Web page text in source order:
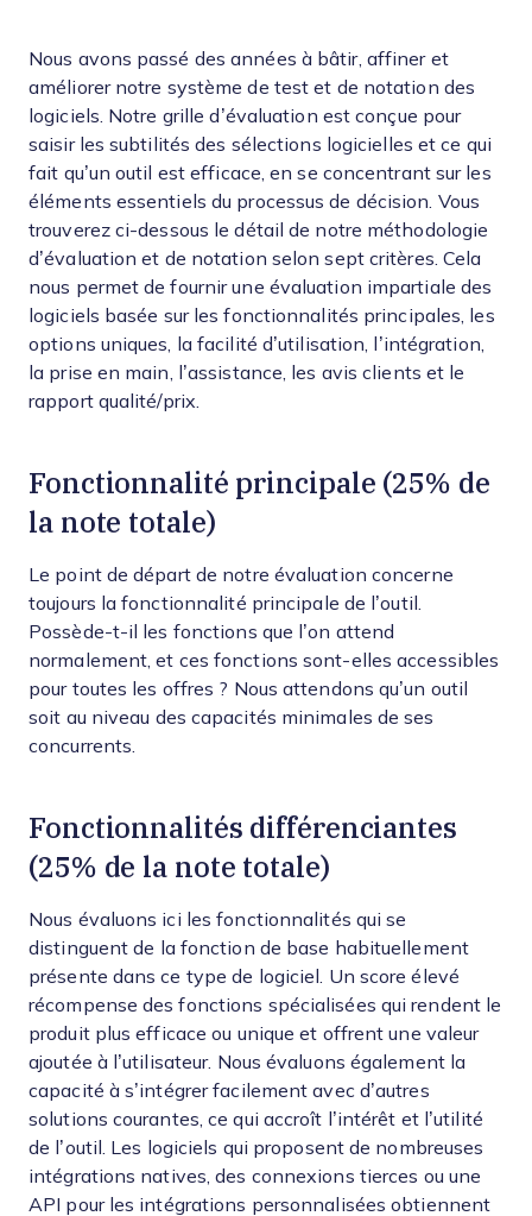
Nous avons passé des années à bâtir, affiner et
améliorer notre système de test et de notation des
logiciels. Notre grille d’évaluation est conçue pour
saisir les subtilités des sélections logicielles et ce qui
fait qu’un outil est efficace, en se concentrant sur les
éléments essentiels du processus de décision. Vous
trouverez ci-dessous le détail de notre méthodologie
d’évaluation et de notation selon sept critères. Cela
nous permet de fournir une évaluation impartiale des
logiciels basée sur les fonctionnalités principales, les
options uniques, la facilité d’utilisation, l’intégration,
la prise en main, l’assistance, les avis clients et le
rapport qualité/prix.
Fonctionnalité principale (25% de
la note totale)
Le point de départ de notre évaluation concerne
toujours la fonctionnalité principale de l’outil.
Possède-t-il les fonctions que l’on attend
normalement, et ces fonctions sont-elles accessibles
pour toutes les offres ? Nous attendons qu’un outil
soit au niveau des capacités minimales de ses
concurrents.
Fonctionnalités différenciantes
(25% de la note totale)
Nous évaluons ici les fonctionnalités qui se
distinguent de la fonction de base habituellement
présente dans ce type de logiciel. Un score élevé
récompense des fonctions spécialisées qui rendent le
produit plus efficace ou unique et offrent une valeur
ajoutée à l’utilisateur. Nous évaluons également la
capacité à s’intégrer facilement avec d’autres
solutions courantes, ce qui accroît l’intérêt et l’utilité
de l’outil. Les logiciels qui proposent de nombreuses
intégrations natives, des connexions tierces ou une
API pour les intégrations personnalisées obtiennent